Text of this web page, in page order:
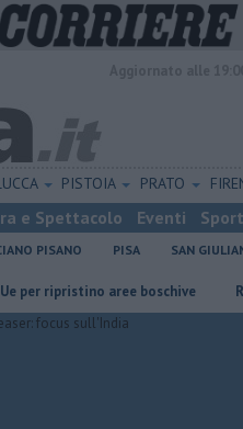
PISTOIA PRATO
e Spettacolo Eventi Sport
PISANO PISA SAN
aree boschive